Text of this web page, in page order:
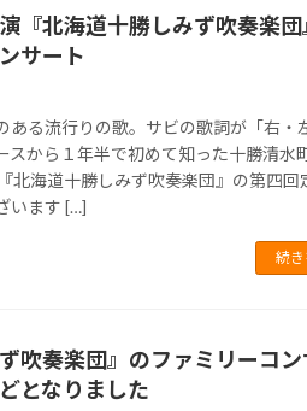
『北海道十勝しみず吹奏楽団
サート
ある流行りの歌。サビの歌詞が「右・
スから１年半で初めて知った十勝清水
北海道十勝しみず吹奏楽団』の第四回
います […]
続
吹奏楽団』のファミリーコ
となりました